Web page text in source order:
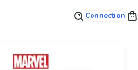
Connection